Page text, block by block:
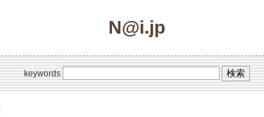
N@i.jp
keywords